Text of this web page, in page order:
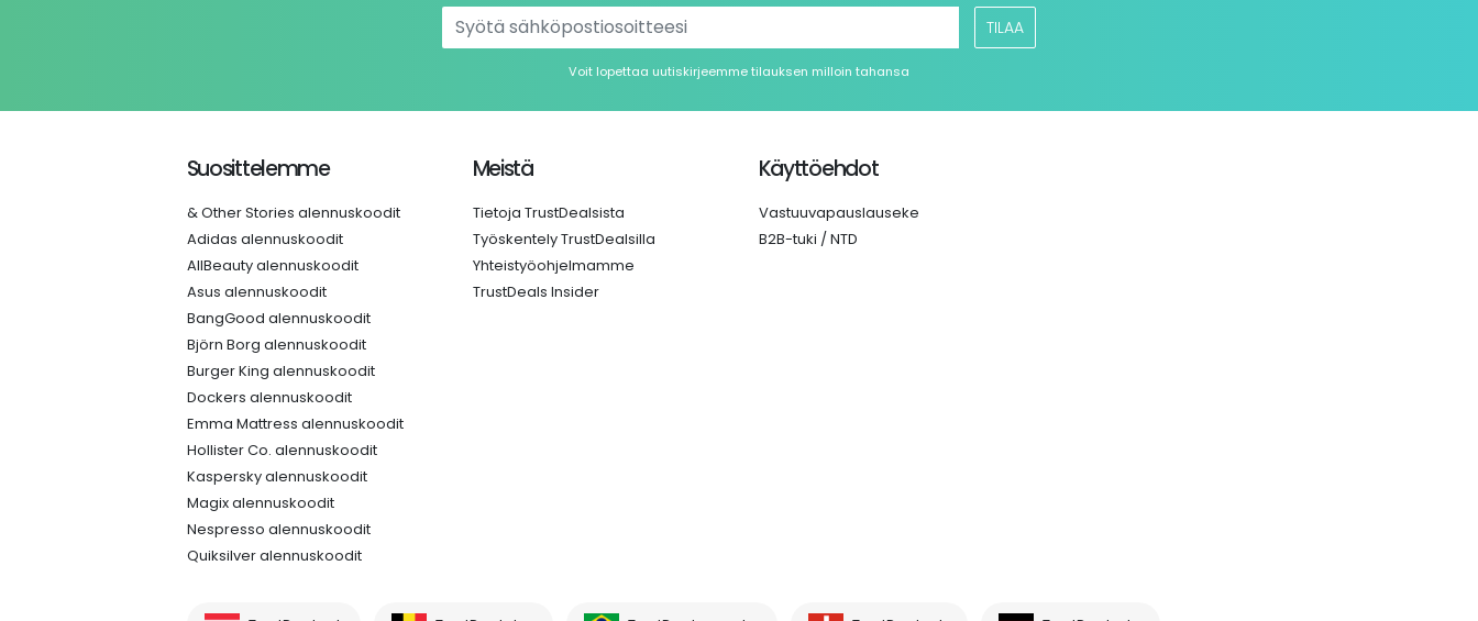
TILAA
Voit lopettaa uutiskirjeemme tilauksen milloin tahansa
Suosittelemme
& Other Stories alennuskoodit
Adidas alennuskoodit
AllBeauty alennuskoodit
Asus alennuskoodit
BangGood alennuskoodit
Björn Borg alennuskoodit
Burger King alennuskoodit
Dockers alennuskoodit
Emma Mattress alennuskoodit
Hollister Co. alennuskoodit
Kaspersky alennuskoodit
Magix alennuskoodit
Nespresso alennuskoodit
Quiksilver alennuskoodit
Meistä
Tietoja TrustDealsista
Työskentely TrustDealsilla
Yhteistyöohjelmamme
TrustDeals Insider
Käyttöehdot
Vastuuvapauslauseke
B2B-tuki / NTD